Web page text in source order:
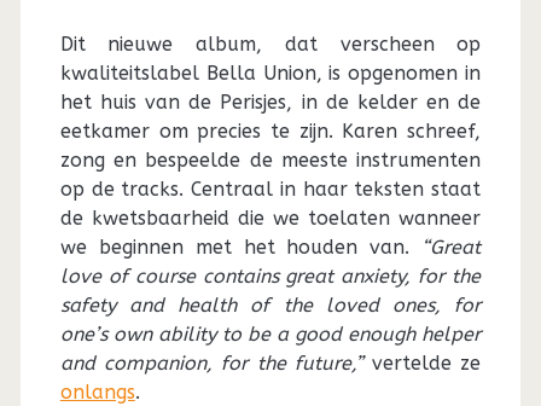
Dit nieuwe album, dat verscheen op
kwaliteitslabel Bella Union, is opgenomen in
het huis van de Perisjes, in de kelder en de
eetkamer om precies te zijn. Karen schreef,
zong en bespeelde de meeste instrumenten
op de tracks. Centraal in haar teksten staat
de kwetsbaarheid die we toelaten wanneer
we beginnen met het houden van.
“Great
love of course contains great anxiety, for the
safety and health of the loved ones, for
one’s own ability to be a good enough helper
and companion, for the future,”vertelde ze
onlangs.